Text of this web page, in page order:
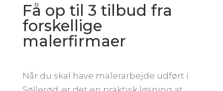
Få op til 3 tilbud fra
forskellige
malerfirmaer
Når du skal have malerarbejde udført i